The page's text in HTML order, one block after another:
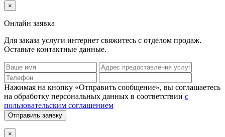
×
Онлайн заявка
Для заказа услуги интернет свяжитесь с отделом продаж.
Оставьте контактные данные.
Нажимая на кнопку «Отправить сообщение», вы соглашаетесь
на обработку персональных данных в соответствии с
пользовательским соглашением
Отправить заявку
×